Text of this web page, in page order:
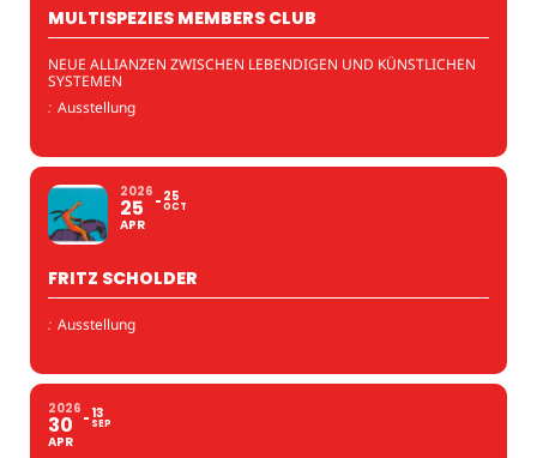
MULTISPEZIES MEMBERS CLUB
NEUE ALLIANZEN ZWISCHEN LEBENDIGEN UND KÜNSTLICHEN
SYSTEMEN
: Ausstellung
2026
25
APR
25
OCT
FRITZ SCHOLDER
: Ausstellung
2026
30
APR
13
SEP